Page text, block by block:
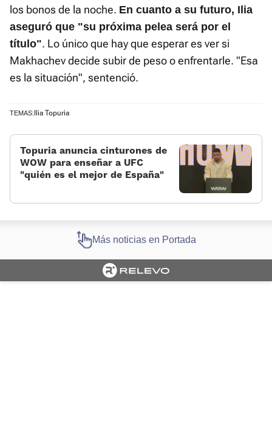
los bonos de la noche. En cuanto a su futuro, Ilia
aseguró que "su próxima pelea será por el
título". Lo único que hay que esperar es ver si
Makhachev decide subir de peso o enfrentarle. "Esa
es la situación", sentenció.
TEMAS: Ilia Topuria
Topuria anuncia cinturones de
WOW para enseñar a UFC
«quién es el mejor de España»
Más noticias en Portada